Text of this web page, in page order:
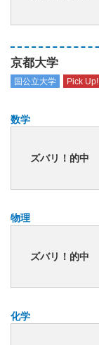
京都大学
国公立大学 Pick Up!
数学
ズバリ！的中
物理
ズバリ！的中
化学